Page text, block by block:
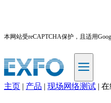
本网站受reCAPTCHA保护，且适用
主页 | 产品 | 现场网络测试 | 在